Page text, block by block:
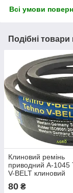
Всі умови
Подібні товари
Клиновий ремінь
приводний А-1045
V-BELT клиновий
80 ₴